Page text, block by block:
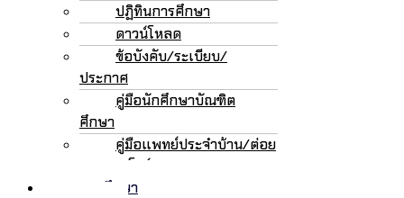
ปฏิทินการศึกษา
ดาวน์โหลด
ข้อบังคับ/ระเบียบ/
ประกาศ
คู่มือนักศึกษาบัณฑิต
ศึกษา
คู่มือแพทย์ประจำบ้าน/ต่อย
อด/เฟลโลว์
ทุนการศึกษา